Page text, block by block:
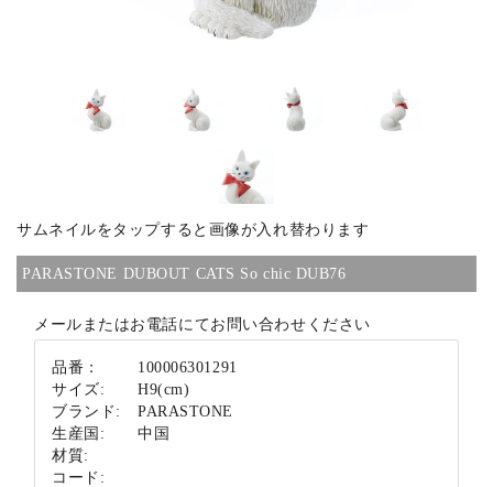
カラー
素材
ブランド
サムネイルをタップすると画像が入れ替わります
PARASTONE DUBOUT CATS So chic DUB76
メールまたはお電話にてお問い合わせください
品番：
100006301291
サイズ:
H9(cm)
ブランド:
PARASTONE
生産国:
中国
材質:
コード: